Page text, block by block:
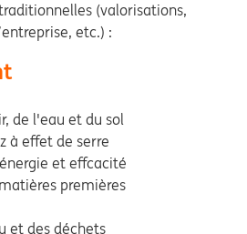
(valorisations,
etc.) :
de l'eau et du sol
à effet de serre
et effcacité
premières
et des déchets